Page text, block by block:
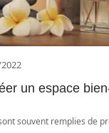
un espace
souvent remplies de